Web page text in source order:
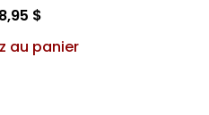
$
au panier